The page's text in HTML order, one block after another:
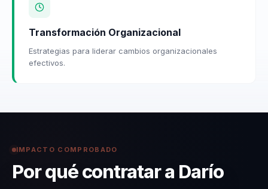
Transformación Organizacional
Estrategias para liderar cambios organizacionales
efectivos.
IMPACTO COMPROBADO
Por qué contratar a Darío